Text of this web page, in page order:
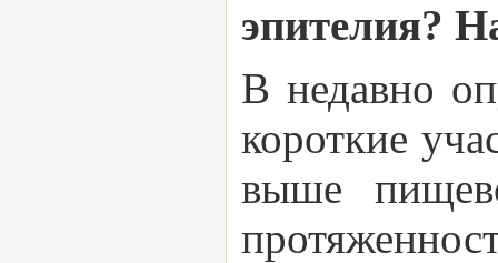
эпителия?
В недавно
короткие
выше